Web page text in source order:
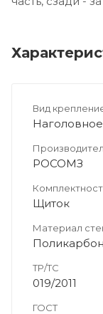
Вид
РОСОМЗ
Щиток
Материал
ТР/ТС
019/2011
ГОСТ